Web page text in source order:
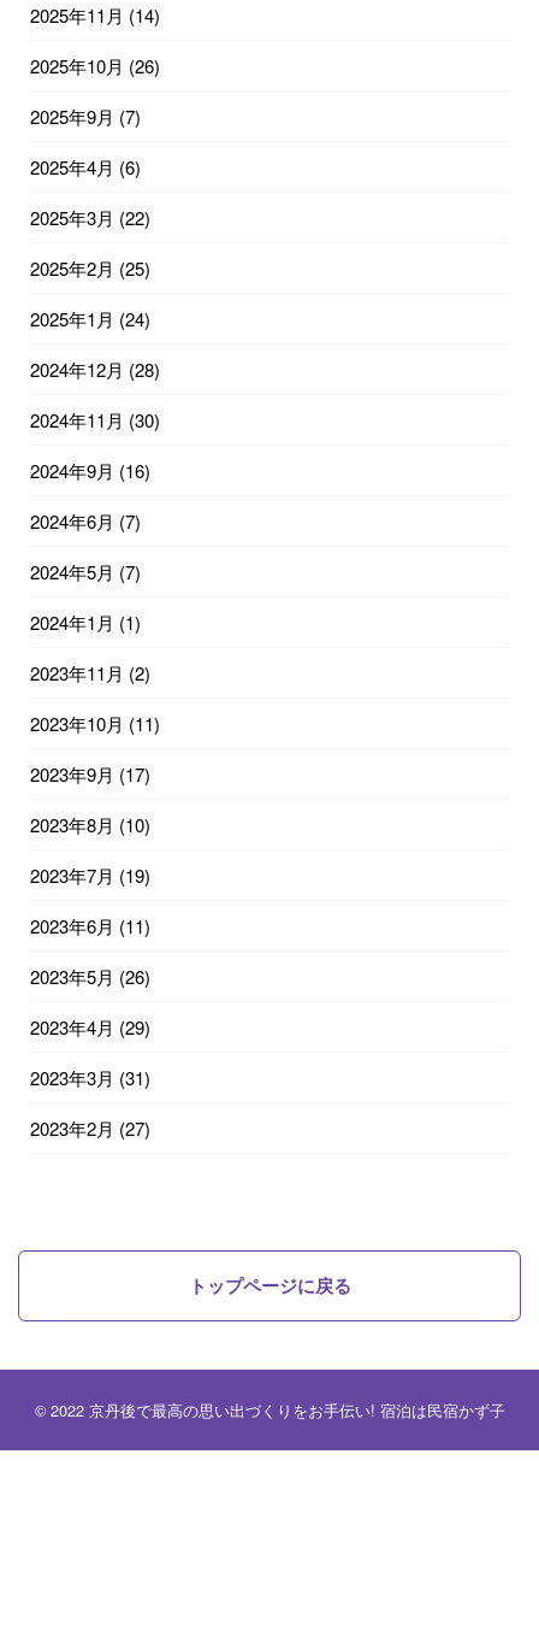
2025年11月 (14)
2025年10月 (26)
2025年9月 (7)
2025年4月 (6)
2025年3月 (22)
2025年2月 (25)
2025年1月 (24)
2024年12月 (28)
2024年11月 (30)
2024年9月 (16)
2024年6月 (7)
2024年5月 (7)
2024年1月 (1)
2023年11月 (2)
2023年10月 (11)
2023年9月 (17)
2023年8月 (10)
2023年7月 (19)
2023年6月 (11)
2023年5月 (26)
2023年4月 (29)
2023年3月 (31)
2023年2月 (27)
トップページに戻る
© 2022 京丹後で最高の思い出づくりをお手伝い! 宿泊は民宿かず子